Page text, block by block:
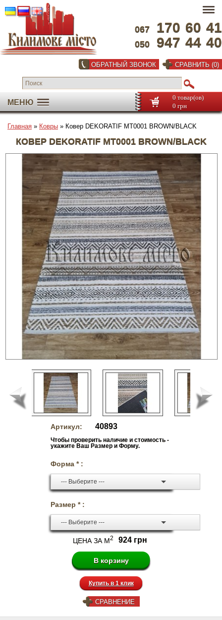
067 170 60 41
050 947 44 40
ОБРАТНЫЙ ЗВОНОК СРАВНИТЬ (0)
МЕНЮ
0 товар(ов)
0 грн
Главная » Ковры » Ковер DEKORATIF MT0001 BROWN/BLACK
КОВЕР DEKORATIF MT0001 BROWN/BLACK
Во весь экран
Артикул: 40893
Чтобы проверить наличие и стоимость -
укажите Ваш Размер и Форму.
Форма * :
--- Выберите ---
Размер * :
--- Выберите ---
ЦЕНА ЗА М2 924 грн
Купить в 1 клик
СРАВНЕНИЕ